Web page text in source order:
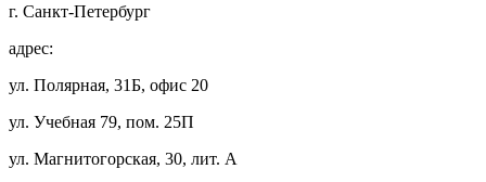
г. Санкт-Петербург
адрес:
ул. Полярная, 31Б, офис 20
ул. Учебная 79, пом. 25П
ул. Магнитогорская, 30, лит. А